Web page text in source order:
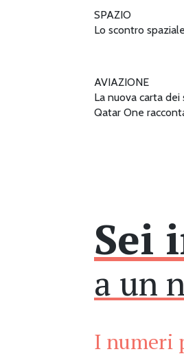
SPAZIO
Lo scontro
AVIAZIONE
La nuova carta
Qatar One
Sei
a un
I numeri